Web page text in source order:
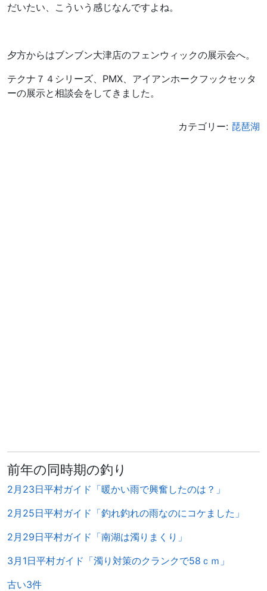
だいたい、こういう感じなんですよね。
夕方からはブンブン大津店のフェンウィックの展示会へ。
テクナ７４シリーズ、PMX、アイアンホークフックセッタ
ーの展示と相談会をしてきました。
カテゴリー: 琵琶湖
前年の同時期の釣り
2月23日平村ガイド「暖かい雨で興奮したのは？」
2月25日平村ガイド「釣れ釣れの雨なのにコケました」
2月29日平村ガイド「南湖は濁りまくり」
3月1日平村ガイド「濁り対策のクランクで58ｃｍ」
古い3件